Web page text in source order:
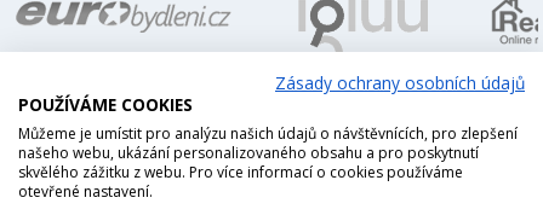
Zásady ochrany osobních údajů
POUŽÍVÁME COOKIES
Můžeme je umístit pro analýzu našich údajů o návštěvnících, pro zlepšení
našeho webu, ukázání personalizovaného obsahu a pro poskytnutí
skvělého zážitku z webu. Pro více informací o cookies používáme
otevřené nastavení.